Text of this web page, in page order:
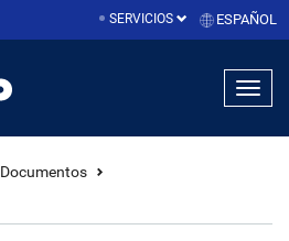
SERVICIOS ESPAÑOL
Documentos